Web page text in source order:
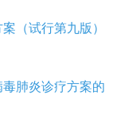
（试行第九版）
肺炎诊疗方案的